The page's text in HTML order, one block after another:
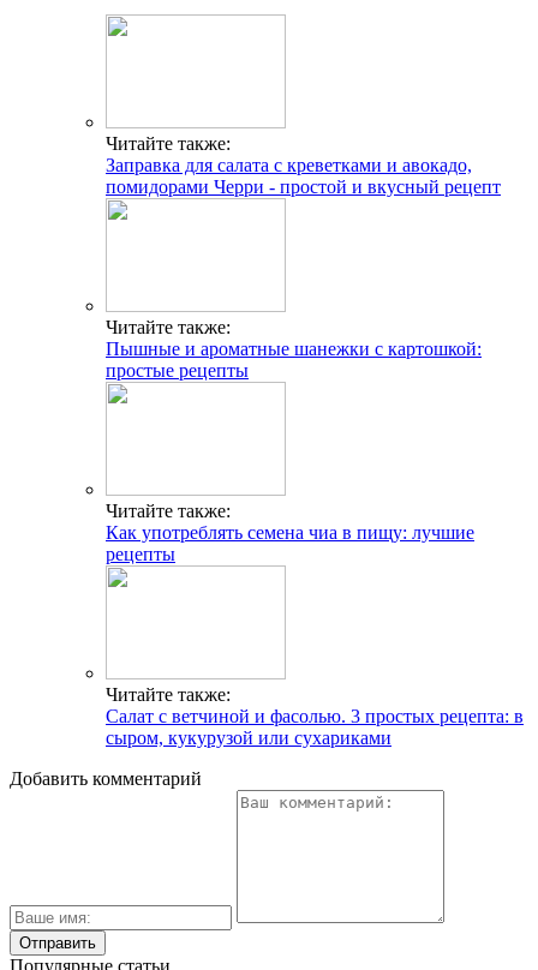
Читайте также:
Заправка для салата с креветками и авокадо,
помидорами Черри - простой и вкусный рецепт
Читайте также:
Пышные и ароматные шанежки с картошкой:
простые рецепты
Читайте также:
Как употреблять семена чиа в пищу: лучшие
рецепты
Читайте также:
Салат с ветчиной и фасолью. 3 простых рецепта: в
сыром, кукурузой или сухариками
Добавить комментарий
Популярные статьи